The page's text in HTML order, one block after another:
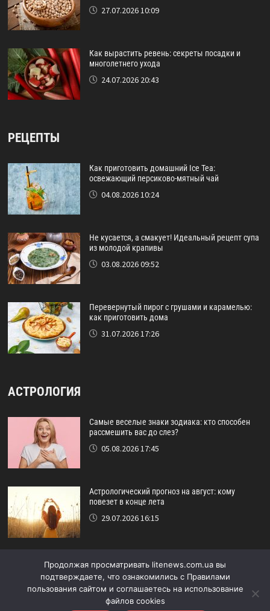
27.07.2026 10:09
Как вырастить ревень: секреты посадки и
многолетнего ухода
24.07.2026 20:43
РЕЦЕПТЫ
Как приготовить домашний Ice Tea:
освежающий персиково-мятный чай
04.08.2026 10:24
Не кусается, а смакует! Идеальный рецепт супа
из молодой крапивы
03.08.2026 09:52
Перевернутый пирог с грушами и карамелью:
как приготовить дома
31.07.2026 17:26
АСТРОЛОГИЯ
Самые веселые знаки зодиака: кто способен
рассмешить вас до слез?
05.08.2026 17:45
Астрологический прогноз на август: кому
повезет в конце лета
29.07.2026 16:15
Идеальный друг по знаку зодиака: кто никогда
не подведёт?
24.07.2026 17:48
Продолжая просматривать litenews.com.ua вы
подтверждаете, что ознакомились с Правилами
пользования сайтом и соглашаетесь на использование
файлов cookies